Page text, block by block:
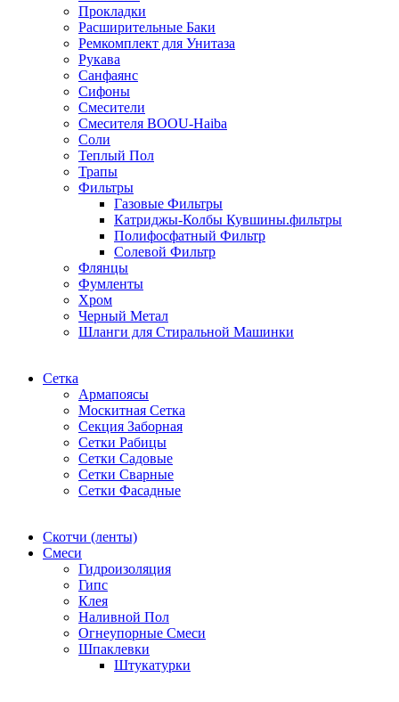
Прокладки
Расширительные Баки
Ремкомплект для Унитаза
Рукава
Санфаянс
Сифоны
Смесители
Смесителя BOOU-Haiba
Соли
Теплый Пол
Трапы
Фильтры
Газовые Фильтры
Катриджы-Колбы Кувшины.фильтры
Полифосфатный Фильтр
Солевой Фильтр
Флянцы
Фумленты
Хром
Черный Метал
Шланги для Стиральной Машинки
Сетка
Армапоясы
Москитная Сетка
Секция Заборная
Сетки Рабицы
Сетки Садовые
Сетки Сварные
Сетки Фасадные
Скотчи (ленты)
Смеси
Гидроизоляция
Гипс
Клея
Наливной Пол
Огнеупорные Смеси
Шпаклевки
Штукатурки